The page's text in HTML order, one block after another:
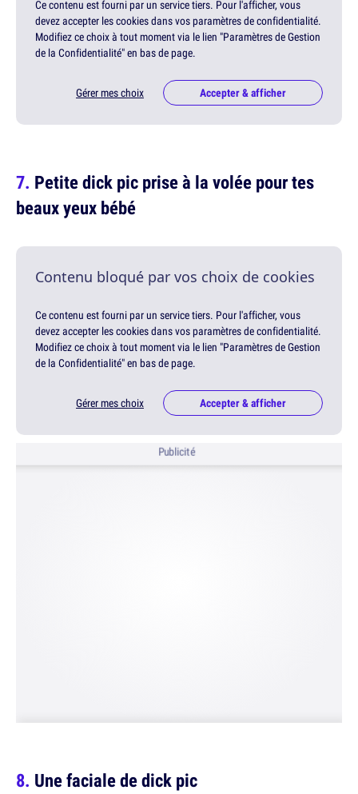
Ce contenu est fourni par un service tiers. Pour l'afficher, vous
devez accepter les cookies dans vos paramètres de confidentialité.
Modifiez ce choix à tout moment via le lien "Paramètres de Gestion
de la Confidentialité" en bas de page.
Gérer mes choix Accepter & afficher
Petite dick pic prise à la volée pour tes
beaux yeux bébé
Contenu bloqué par vos choix de cookies
Ce contenu est fourni par un service tiers. Pour l'afficher, vous
devez accepter les cookies dans vos paramètres de confidentialité.
Modifiez ce choix à tout moment via le lien "Paramètres de Gestion
de la Confidentialité" en bas de page.
Gérer mes choix Accepter & afficher
Publicité
Une faciale de dick pic